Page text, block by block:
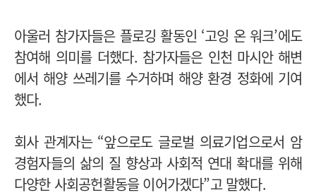
아울러 참가자들은 플로깅 활동인 ‘고잉 온 워크’에도
참여해 의미를 더했다. 참가자들은 인천 마시안 해변
에서 해양 쓰레기를 수거하며 해양 환경 정화에 기여
했다.
회사 관계자는 “앞으로도 글로벌 의료기업으로서 암
경험자들의 삶의 질 향상과 사회적 연대 확대를 위해
다양한 사회공헌활동을 이어가겠다”고 말했다.